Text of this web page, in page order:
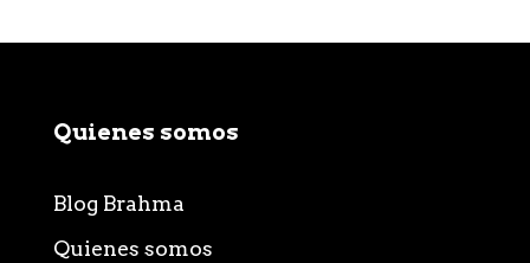
Quienes somos
Blog Brahma
Quienes somos